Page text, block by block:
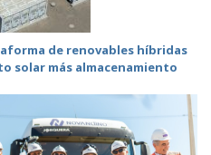
de renovables híbridas
solar más almacenamiento